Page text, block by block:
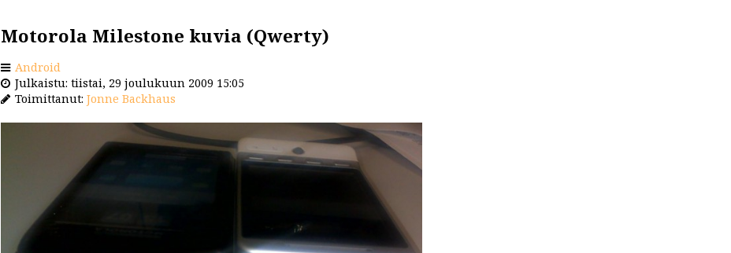
Motorola Milestone kuvia (Qwerty)
Android
Julkaistu: tiistai, 29 joulukuun 2009 15:05
Toimittanut: Jonne Backhaus